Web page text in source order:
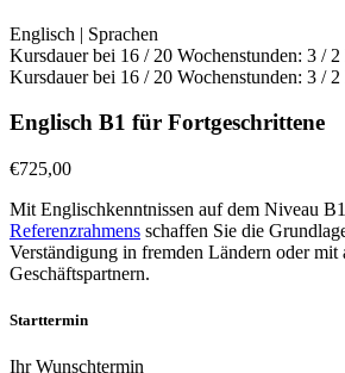
Englisch | Sprachen
Kursdauer bei 16 / 20 Wochenstunden: 3 / 2
Kursdauer bei 16 / 20 Wochenstunden: 3 / 2
Englisch B1 für Fortgeschrittene
€725,00
Mit Englischkenntnissen auf dem Niveau
Referenzrahmens schaffen Sie die
Verständigung in fremden Ländern oder mit
Geschäftspartnern.
Starttermin
Ihr Wunschtermin